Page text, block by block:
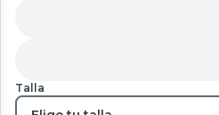
Talla